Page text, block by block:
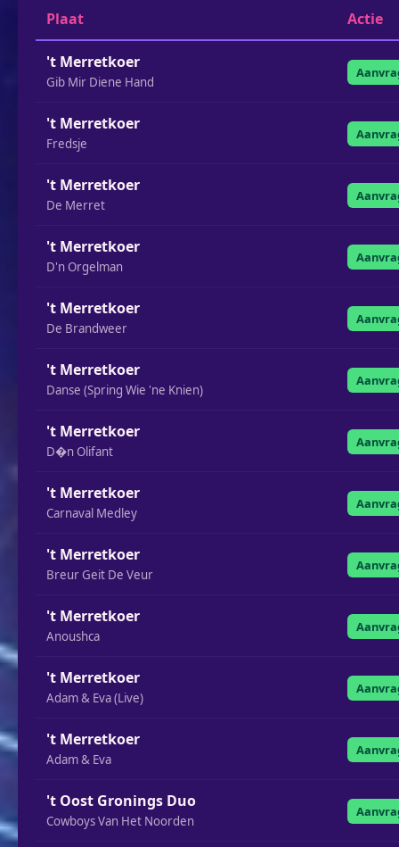
Plaat Actie
't Merretkoer
Gib Mir Diene Hand
't Merretkoer
Fredsje
't Merretkoer
De Merret
't Merretkoer
D'n Orgelman
't Merretkoer
De Brandweer
't Merretkoer
Danse (Spring Wie 'ne Knien)
't Merretkoer
D�n Olifant
't Merretkoer
Carnaval Medley
't Merretkoer
Breur Geit De Veur
't Merretkoer
Anoushca
't Merretkoer
Adam & Eva (Live)
't Merretkoer
Adam & Eva
't Oost Gronings Duo
Cowboys Van Het Noorden